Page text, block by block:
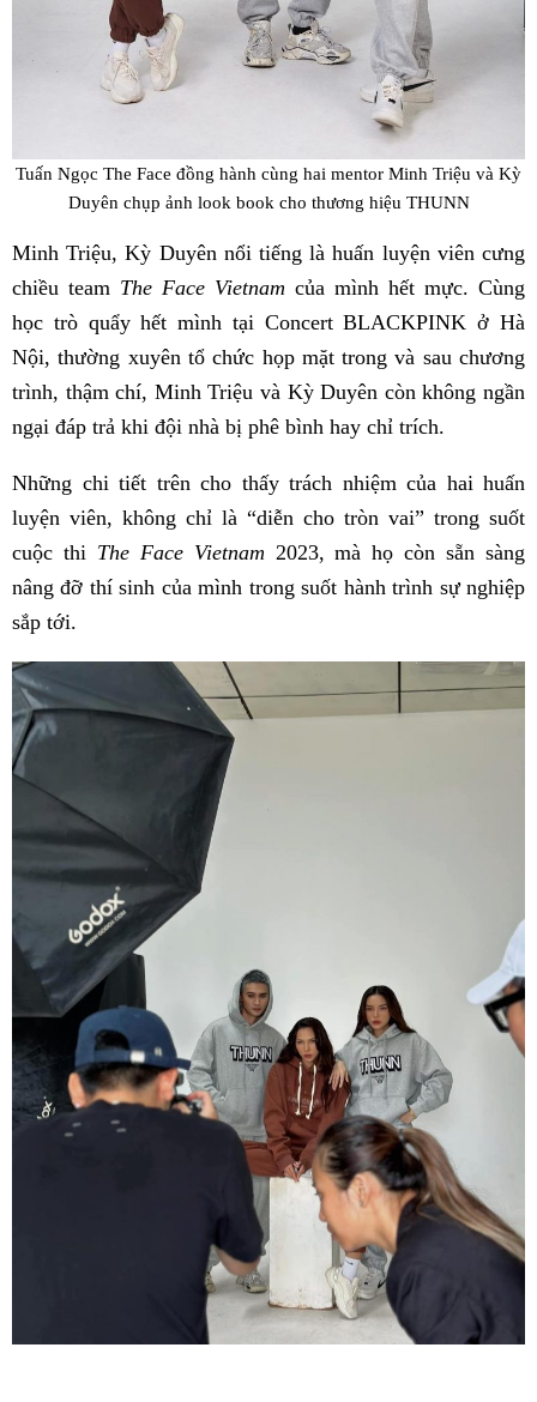
Tuấn Ngọc The Face đồng hành cùng hai mentor Minh Triệu và Kỳ
Duyên chụp ảnh look book cho thương hiệu THUNN
Minh Triệu, Kỳ Duyên nổi tiếng là huấn luyện viên cưng
chiều team The Face Vietnam của mình hết mực. Cùng
học trò quẩy hết mình tại Concert BLACKPINK ở Hà
Nội, thường xuyên tổ chức họp mặt trong và sau chương
trình, thậm chí, Minh Triệu và Kỳ Duyên còn không ngần
ngại đáp trả khi đội nhà bị phê bình hay chỉ trích.
Những chi tiết trên cho thấy trách nhiệm của hai huấn
luyện viên, không chỉ là “diễn cho tròn vai” trong suốt
cuộc thi The Face Vietnam 2023, mà họ còn sẵn sàng
nâng đỡ thí sinh của mình trong suốt hành trình sự nghiệp
sắp tới.